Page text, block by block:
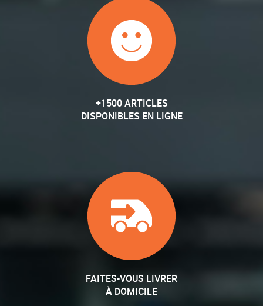
+1500 ARTICLES
DISPONIBLES EN LIGNE
FAITES-VOUS LIVRER
À DOMICILE